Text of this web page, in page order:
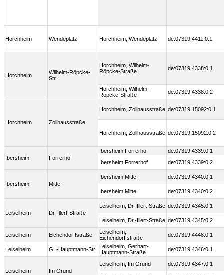
Horchheim Wendeplatz Horchheim, Wendeplatz de:07319:4411:0:1
Horchheim
Wilhelm-Röpcke-
Str.
Horchheim, Wilhelm-
Röpcke-Straße
de:07319:4338:0:1
Horchheim, Wilhelm-
Röpcke-Straße
de:07319:4338:0:2
Horchheim Zollhausstraße
Horchheim, Zollhausstraße de:07319:15092:0:1
Horchheim, Zollhausstraße de:07319:15092:0:2
Ibersheim Forrerhof
Ibersheim Forrerhof
de:07319:4339:0:1
Ibersheim Forrerhof
de:07319:4339:0:2
Ibersheim Mitte
Ibersheim Mitte de:07319:4340:0:1
Ibersheim Mitte de:07319:4340:0:2
Leiselheim Dr. Illert-Straße
Leiselheim, Dr.-Illert-Straße de:07319:4345:0:1
Leiselheim, Dr.-Illert-Straße de:07319:4345:0:2
Leiselheim Eichendorffstraße
Leiselheim,
Eichendorffstraße
de:07319:4448:0:1
Leiselheim G. -Hauptmann-Str.
Leiselheim, Gerhart-
Hauptmann-Straße
de:07319:4346:0:1
Leiselheim Im Grund
Leiselheim, Im Grund de:07319:4347:0:1